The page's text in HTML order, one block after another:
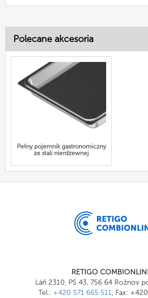
Polecane akcesoria
Pełny pojemnik gastronomiczny
ze stali nierdzewnej
RETIGO
Láň 2310, PS 43, 756 64 Rožnov
Tel.: +420 571 665 511, Fax: